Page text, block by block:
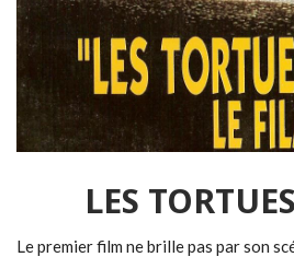
LES
Le premier film ne brille pas par son